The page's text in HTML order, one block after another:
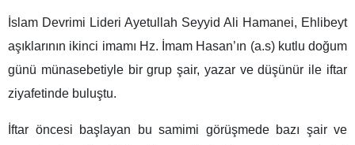
İslam Devrimi Lideri Ayetullah Seyyid Ali Hamanei, Ehlibeyt
aşıklarının ikinci imamı Hz. İmam Hasan’ın (a.s) kutlu doğum
günü münasebetiyle bir grup şair, yazar ve düşünür ile iftar
ziyafetinde buluştu.
İftar öncesi başlayan bu samimi görüşmede bazı şair ve